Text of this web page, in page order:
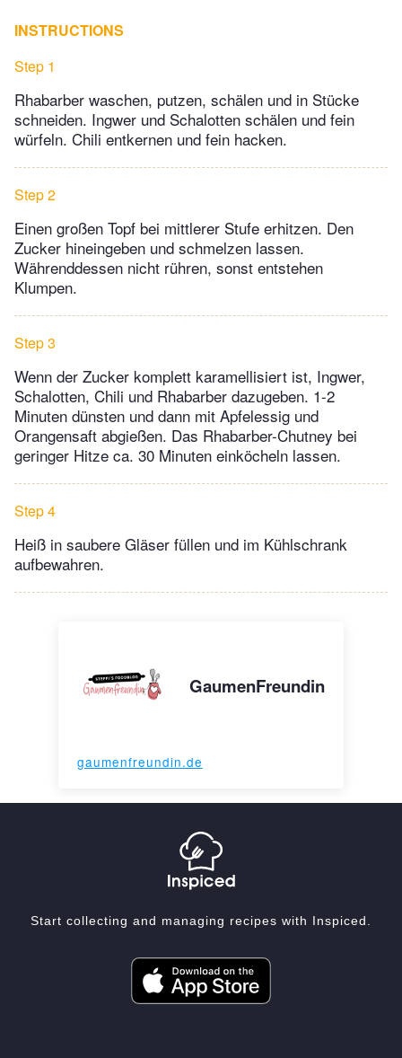
INSTRUCTIONS
Step 1
Rhabarber waschen, putzen, schälen und in Stücke
schneiden. Ingwer und Schalotten schälen und fein
würfeln. Chili entkernen und fein hacken.
Step 2
Einen großen Topf bei mittlerer Stufe erhitzen. Den
Zucker hineingeben und schmelzen lassen.
Währenddessen nicht rühren, sonst entstehen
Klumpen.
Step 3
Wenn der Zucker komplett karamellisiert ist, Ingwer,
Schalotten, Chili und Rhabarber dazugeben. 1-2
Minuten dünsten und dann mit Apfelessig und
Orangensaft abgießen. Das Rhabarber-Chutney bei
geringer Hitze ca. 30 Minuten einköcheln lassen.
Step 4
Heiß in saubere Gläser füllen und im Kühlschrank
aufbewahren.
GaumenFreundin
gaumenfreundin.de
Start collecting and managing recipes with Inspiced.